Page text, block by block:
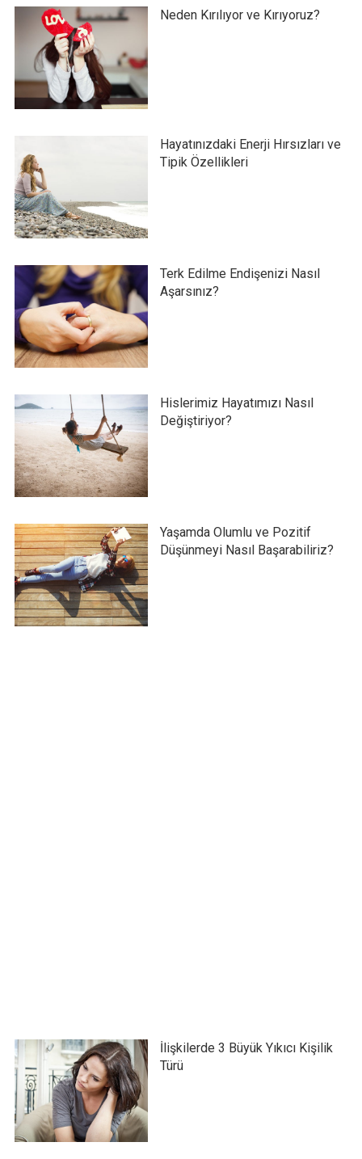
Neden Kırılıyor ve Kırıyoruz?
Hayatınızdaki Enerji Hırsızları ve
Tipik Özellikleri
Terk Edilme Endişenizi Nasıl
Aşarsınız?
Hislerimiz Hayatımızı Nasıl
Değiştiriyor?
Yaşamda Olumlu ve Pozitif
Düşünmeyi Nasıl Başarabiliriz?
İlişkilerde 3 Büyük Yıkıcı Kişilik
Türü